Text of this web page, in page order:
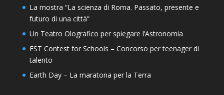
La mostra “La scienza di Roma. Passato, presente e
futuro di una città”
Un Teatro Olografico per spiegare l’Astronomia
EST Contest for Schools – Concorso per teenager di
talento
Earth Day – La maratona per la Terra